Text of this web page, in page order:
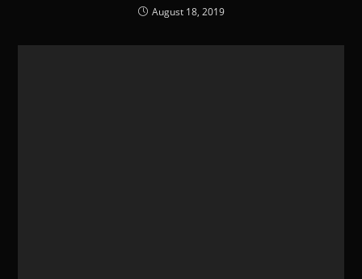
August 18, 2019